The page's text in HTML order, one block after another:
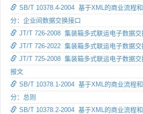
SB/T 10378.4-2004 基于XML的商业流程
分：企业间数据交换接口
JT/T 726-2008 集装箱多式联运电子数据
JT/T 726-2022 集装箱多式联运电子数据
JT/T 725-2008 集装箱多式联运电子数据
报文
SB/T 10378.1-2004 基于XML的商业流程
分：总则
SB/T 10378.2-2004 基于XML的商业流程